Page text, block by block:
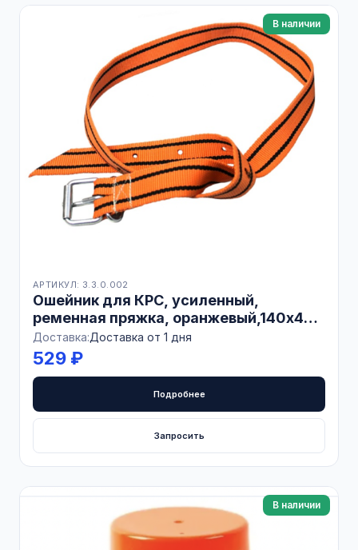
В наличии
АРТИКУЛ: 3.3.0.002
Ошейник для КРС, усиленный,
ременная пряжка, оранжевый,140х4
см, БЕЛАРУСЬ
Доставка:Доставка от 1 дня
529 ₽
Подробнее
Запросить
В наличии